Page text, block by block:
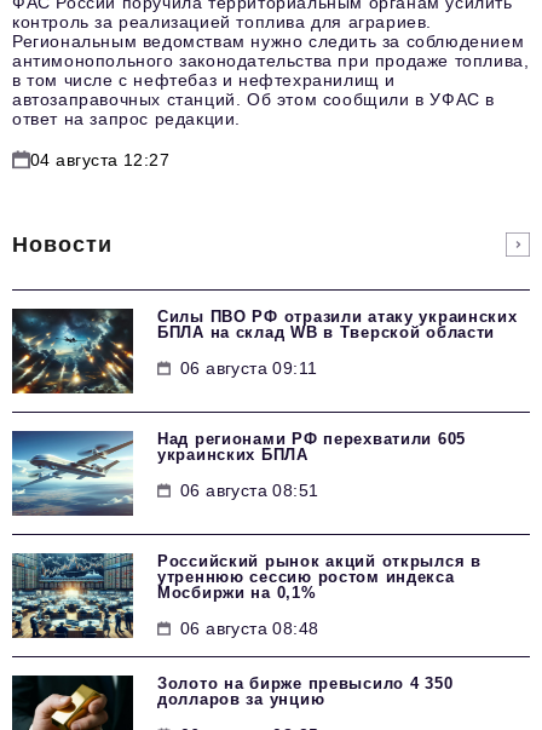
контроль за реализацией топлива для аграриев.
Региональным ведомствам нужно следить за соблюдением
антимонопольного законодательства при продаже топлива,
в том числе с нефтебаз и нефтехранилищ и
автозаправочных станций. Об этом сообщили в УФАС в
ответ на запрос редакции.
04 августа 12:27
Новости
Силы ПВО РФ отразили атаку украинских
БПЛА на склад WB в Тверской области
06 августа 09:11
Над регионами РФ перехватили 605
украинских БПЛА
06 августа 08:51
Российский рынок акций открылся в
утреннюю сессию ростом индекса
Мосбиржи на 0,1%
06 августа 08:48
Золото на бирже превысило 4 350
долларов за унцию